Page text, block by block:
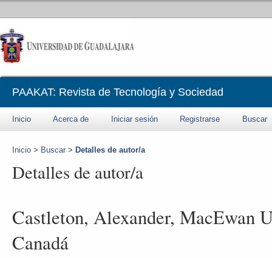
PAAKAT: Revista de Tecnología y Sociedad
Inicio Acerca de Iniciar sesión Registrarse Buscar
Inicio > Buscar > Detalles de autor/a
Detalles de autor/a
Castleton, Alexander, MacEwan
Canadá